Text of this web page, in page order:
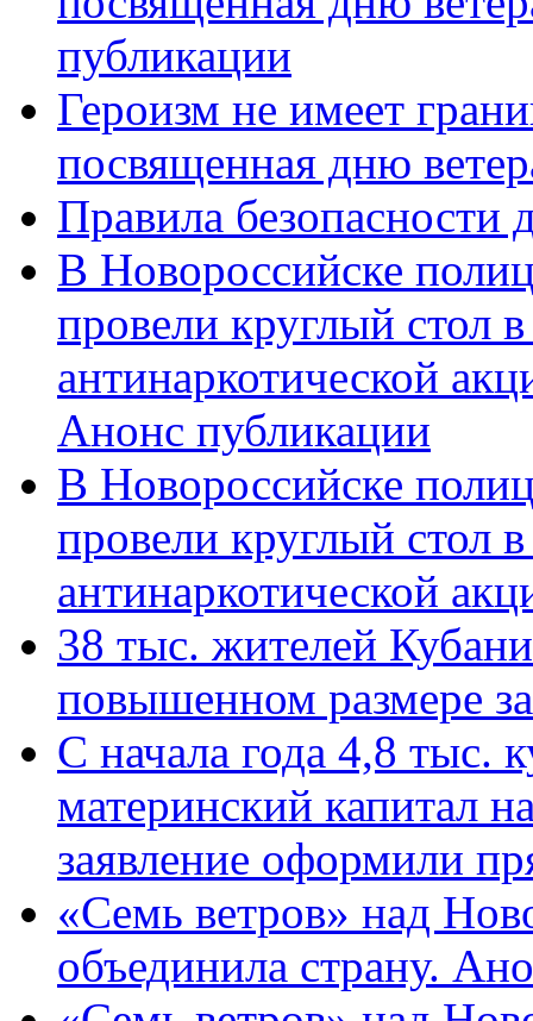
публикации
Героизм не имеет
посвященная дню
Правила безопасности
В Новороссийске
провели круглый стол
антинаркотической
Анонс публикации
В Новороссийске
провели круглый стол
антинаркотической
38 тыс. жителей
повышенном размере
С начала года 4,8 тыс.
материнский капитал
заявление оформили
«Семь ветров» над
объединила страну.